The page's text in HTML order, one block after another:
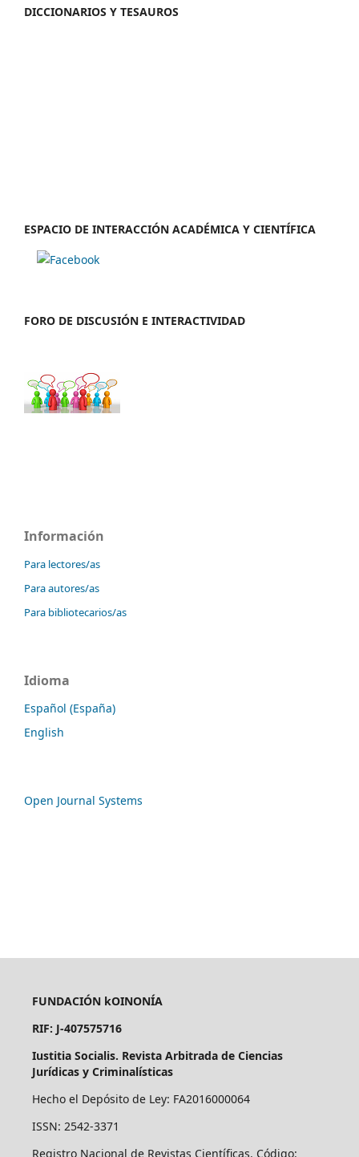
DICCIONARIOS Y TESAUROS
ESPACIO DE INTERACCIÓN ACADÉMICA Y CIENTÍFICA
FORO DE DISCUSIÓN E INTERACTIVIDAD
Información
Para lectores/as
Para autores/as
Para bibliotecarios/as
Idioma
Español (España)
English
Open Journal Systems
FUNDACIÓN kOINONÍA
RIF: J-407575716
Iustitia Socialis. Revista Arbitrada de Ciencias
Jurídicas y Criminalísticas
Hecho el Depósito de Ley: FA2016000064
ISSN: 2542-3371
Registro Nacional de Revistas Científicas. Código: